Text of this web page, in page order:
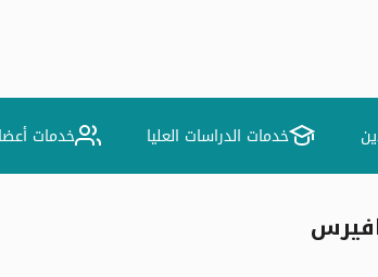
خدمات الدراسات العليا خدمات